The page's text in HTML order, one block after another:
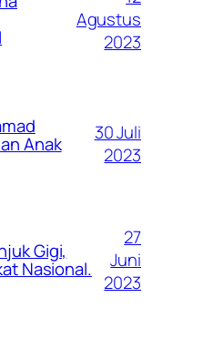
Agustus
2023
Anak
30 Juli
2023
Gigi,
Nasional.
27
Juni
2023